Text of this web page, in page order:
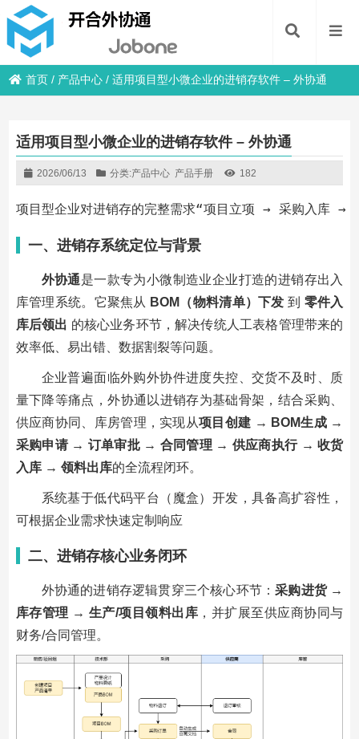
首页 / 产品中心 /适用项目型小微企业的进销存软件 – 外协通
适用项目型小微企业的进销存软件 – 外协通
2026/06/13 分类:产品中心 产品手册 182
项目型企业对进销存的完整需求“项目立项 → 采购入库 →
一、 进销存系统定位与背景
外协通是一款专为小微制造业企业打造的进销存出入
库管理系统。它聚焦从 BOM（物料清单）下发 到 零件入
库后领出 的核心业务环节，解决传统人工表格管理带来的
效率低、易出错、数据割裂等问题。
企业普遍面临外购外协件进度失控、交货不及时、质
量下降等痛点，外协通以进销存为基础骨架，结合采购、
供应商协同、库房管理，实现从项目创建 → BOM生成 →
采购申请 → 订单审批 → 合同管理 → 供应商执行 → 收货
入库 → 领料出库的全流程闭环。
系统基于低代码平台（魔盒）开发，具备高扩容性，
可根据企业需求快速定制响应
二、进销存核心业务闭环
外协通的进销存逻辑贯穿三个核心环节：采购进货 →
库存管理 → 生产/项目领料出库 ，并扩展至供应商协同与
财务/合同管理。